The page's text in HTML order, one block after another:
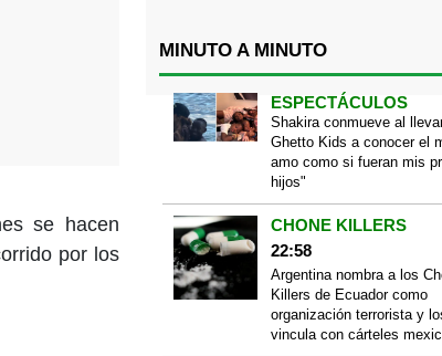
se hacen
por los
MINUTO A MINUTO
ESPECTÁCULOS
Shakira conmueve al
Ghetto Kids a conocer el
amo como si fueran mis
hijos"
CHONE KILLERS
22:58
Argentina nombra a los
Killers de Ecuador como
organización terrorista y
vincula con cárteles